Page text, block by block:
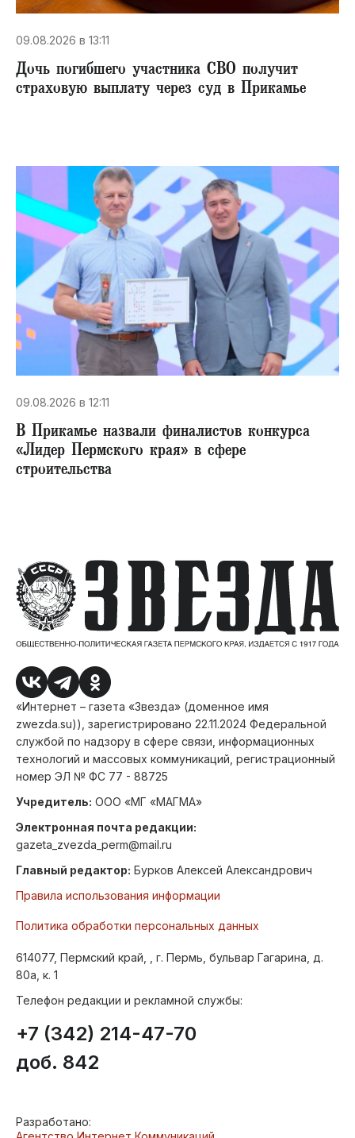
09.08.2026 в 13:11
Дочь погибшего участника СВО получит
страховую выплату через суд в Прикамье
09.08.2026 в 12:11
В Прикамье назвали финалистов конкурса
«Лидер Пермского края» в сфере
строительства
«Интернет – газета «Звезда» (доменное имя
zwezda.su)), зарегистрировано 22.11.2024 Федеральной
службой по надзору в сфере связи, информационных
технологий и массовых коммуникаций, регистрационный
номер ЭЛ № ФС 77 - 88725
Учредитель: ООО «МГ «МАГМА»
Электронная почта редакции:
gazeta_zvezda_perm@mail.ru
Главный редактор: Бурков Алексей Александрович
Правила использования информации
Политика обработки персональных данных
614077, Пермский край, , г. Пермь, бульвар Гагарина, д.
80а, к. 1
Телефон редакции и рекламной службы:
+7 (342) 214-47-70
доб. 842
Разработано: